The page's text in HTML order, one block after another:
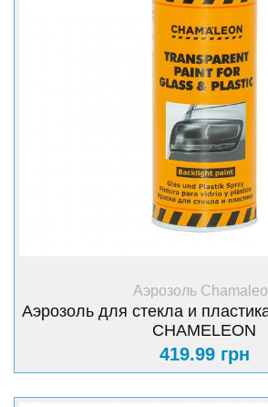
+ Купить
Аэрозоль
Аэрозоль для стекла и
CHAMELEON
419.99 грн